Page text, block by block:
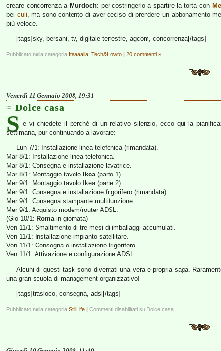
creare concorrenza a Murdoch: per costringerlo a spartire la torta con
bei culi, ma sono contento di aver deciso di prendere un abbonamento
più veloce.
[tags]sky, bersani, tv, digitale terrestre, agcom, concorrenza[/tags]
Pubblicato nella categoria Itaaaalia Tech&Howto | 20 commenti »
Venerdì 11 Gennaio 2008, 19:31
Dolce casa
S e vi chiedete il perché di un relativo silenzio, ecco qui la
settimana, pur continuando a lavorare:
Lun 7/1: Installazione linea telefonica (rimandata).
Mar 8/1: Installazione linea telefonica.
Mar 8/1: Consegna e installazione lavatrice.
Mar 8/1: Montaggio tavolo
Ikea(parte 1).
Mer 9/1: Montaggio tavolo Ikea (parte 2).
Mer 9/1: Consegna e installazione frigorifero (rimandata).
Mer 9/1: Consegna stampante multifunzione.
Mer 9/1: Acquisto modem/router ADSL.
(Gio 10/1: Romain giornata)
Ven 11/1: Smaltimento di tre mesi di imballaggi accumulati.
Ven 11/1: Installazione impianto satellitare.
Ven 11/1: Consegna e installazione frigorifero.
Ven 11/1: Attivazione e configurazione ADSL.
Alcuni di questi task sono diventati una vera e propria saga.
una gran scuola di management organizzativo!
[tags]trasloco, consegna, adsl[/tags]
Pubblicato nella categoria StillLife | Commenti disabilitati su Dolce casa